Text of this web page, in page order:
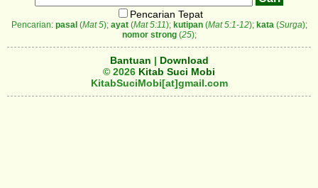
Pencarian Tepat
Pencarian: pasal(Mat 5); ayat(Mat 5:11); kutipan(Mat 5:1-12); kata (Surga);
nomor strong(25);
Bantuan | Download
© 2026 Kitab Suci Mobi
KitabSuciMobi[at]gmail.com